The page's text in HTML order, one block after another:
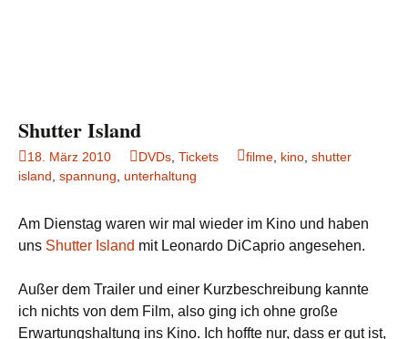
Shutter Island
18. März 2010 DVDs Tickets filme kino shutter
island spannung unterhaltung
Am Dienstag waren wir mal wieder im Kino und haben
uns Shutter Island mit Leonardo DiCaprio angesehen.
Außer dem Trailer und einer Kurzbeschreibung kannte
ich nichts von dem Film, also ging ich ohne große
Erwartungshaltung ins Kino. Ich hoffte nur, dass er gut ist,